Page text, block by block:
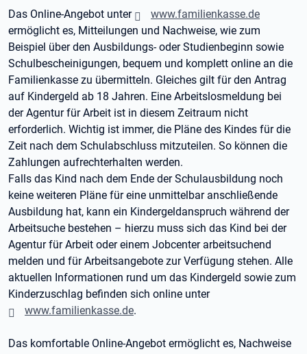
Das Online-Angebot unter
www.familienkasse.de
ermöglicht es, Mitteilungen und Nachweise, wie zum
Beispiel über den Ausbildungs- oder Studienbeginn sowie
Schulbescheinigungen, bequem und komplett online an die
Familienkasse zu übermitteln. Gleiches gilt für den Antrag
auf Kindergeld ab 18 Jahren. Eine Arbeitslosmeldung bei
der Agentur für Arbeit ist in diesem Zeitraum nicht
erforderlich. Wichtig ist immer, die Pläne des Kindes für die
Zeit nach dem Schulabschluss mitzuteilen. So können die
Zahlungen aufrechterhalten werden.
Falls das Kind nach dem Ende der Schulausbildung noch
keine weiteren Pläne für eine unmittelbar anschließende
Ausbildung hat, kann ein Kindergeldanspruch während der
Arbeitsuche bestehen – hierzu muss sich das Kind bei der
Agentur für Arbeit oder einem Jobcenter arbeitsuchend
melden und für Arbeitsangebote zur Verfügung stehen. Alle
aktuellen Informationen rund um das Kindergeld sowie zum
Kinderzuschlag befinden sich online unter
www.familienkasse.de.
Das komfortable Online-Angebot ermöglicht es, Nachweise